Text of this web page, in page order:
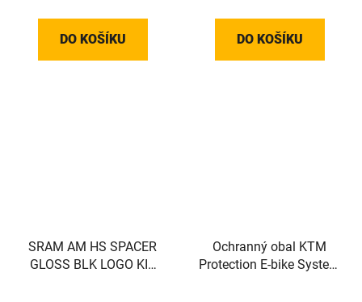
DO KOŠÍKU DO KOŠÍKU
SRAM AM HS SPACER
GLOSS BLK LOGO KIT
Ochranný obal KTM
Protection E-bike System